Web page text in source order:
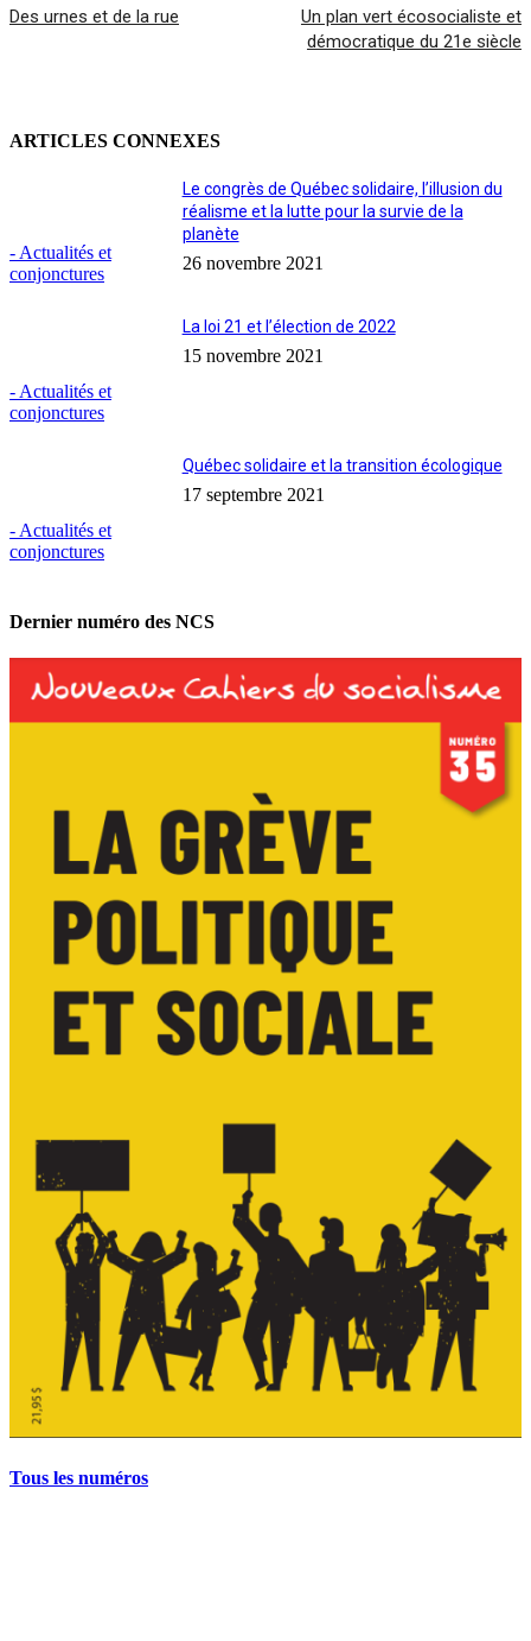
Des urnes et de la rue
Un plan vert écosocialiste et
démocratique du 21e siècle
ARTICLES CONNEXES
- Actualités et
conjonctures
Le congrès de Québec solidaire, l’illusion du
réalisme et la lutte pour la survie de la
planète
26 novembre 2021
- Actualités et
conjonctures
La loi 21 et l’élection de 2022
15 novembre 2021
- Actualités et
conjonctures
Québec solidaire et la transition écologique
17 septembre 2021
Dernier numéro des NCS
Tous les numéros